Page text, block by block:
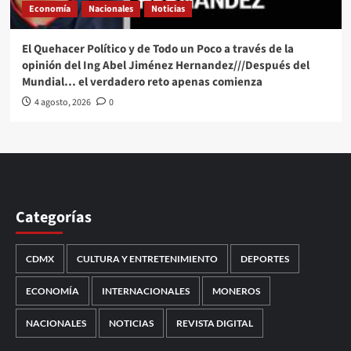
Economía Nacionales Noticias
El Quehacer Político y de Todo un Poco a través de la
opinión del Ing Abel Jiménez Hernandez///Después del
Mundial… el verdadero reto apenas comienza
4 agosto, 2026 0
Categorías
CDMX CULTURA Y ENTRETENIMIENTO DEPORTES
ECONOMÍA INTERNACIONALES MONEROS
NACIONALES NOTICIAS REVISTA DIGITAL